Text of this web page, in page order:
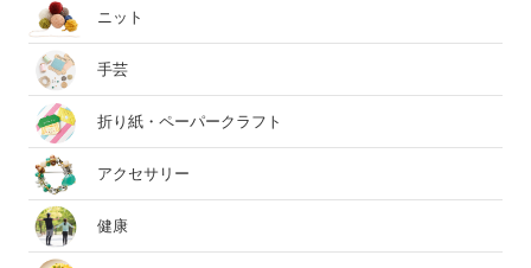
ニット
手芸
折り紙・ペーパークラフト
アクセサリー
健康